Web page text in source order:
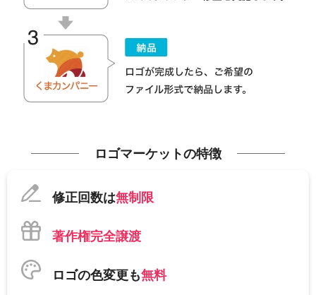
ロゴマーケットの特徴
修正回数は無制限
著作権完全譲渡
ロゴの色変更も無料